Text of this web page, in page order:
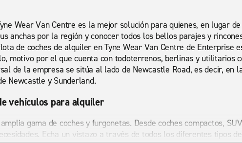
Wear Van Centre es la mejor solución para quienes, en lugar
anchas por la región y conocer todos los bellos parajes y
de coches de alquiler en Tyne Wear Van Centre de Enterprise
motivo por el que cuenta con todoterrenos, berlinas y utilitarios
de la empresa se sitúa al lado de Newcastle Road, es decir, en
Newcastle y Sunderland.
vehículos para alquiler
gama de coches y furgonetas. Desde coches compactos,
Echa un vistazo a través de todos los diferentes tipos